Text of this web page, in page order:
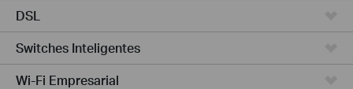
DSL
Switches Inteligentes
Wi-Fi Empresarial